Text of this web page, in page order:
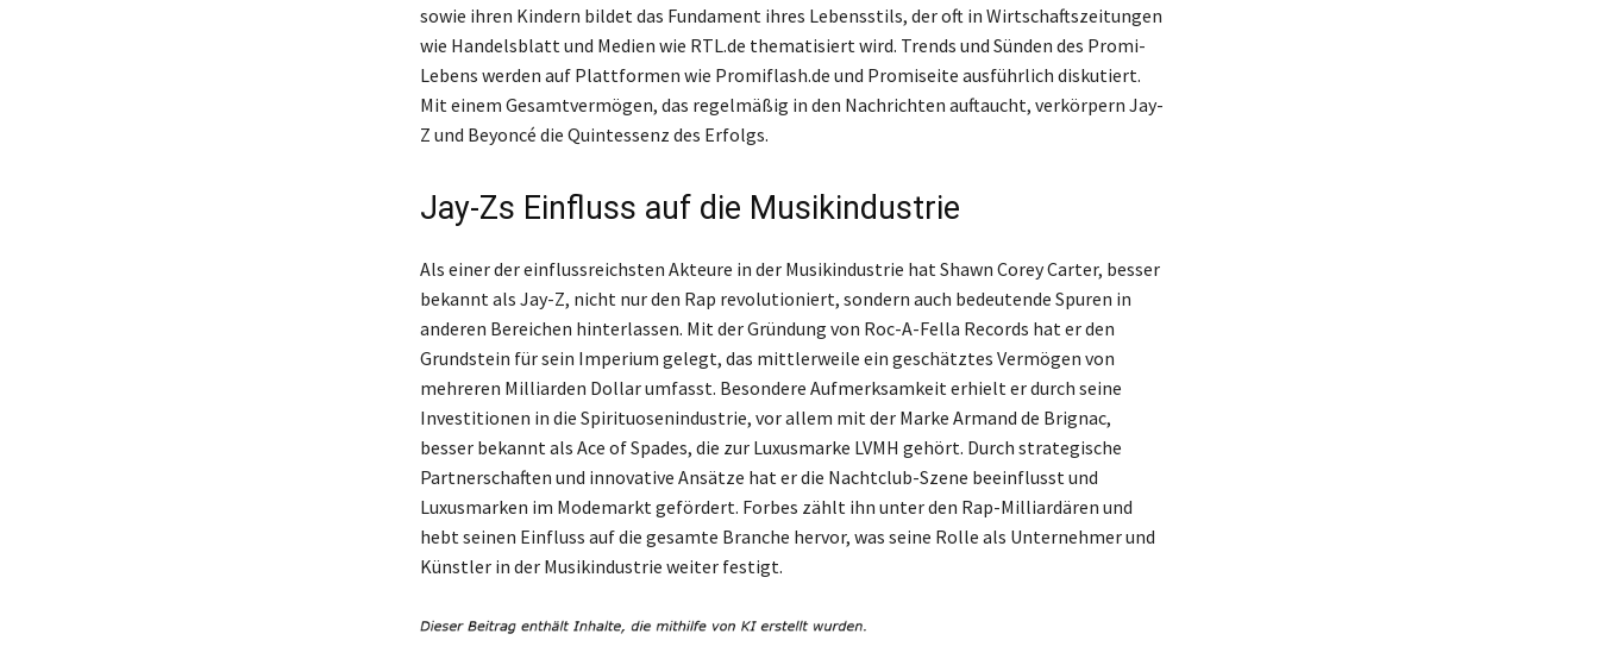
sowie ihren Kindern bildet das Fundament ihres Lebensstils, der oft in Wirtschaftszeitungen
wie Handelsblatt und Medien wie RTL.de thematisiert wird. Trends und Sünden des Promi-
Lebens werden auf Plattformen wie Promiflash.de und Promiseite ausführlich diskutiert.
Mit einem Gesamtvermögen, das regelmäßig in den Nachrichten auftaucht, verkörpern Jay-
Z und Beyoncé die Quintessenz des Erfolgs.
Jay-Zs Einfluss auf die Musikindustrie
Als einer der einflussreichsten Akteure in der Musikindustrie hat Shawn Corey Carter, besser
bekannt als Jay-Z, nicht nur den Rap revolutioniert, sondern auch bedeutende Spuren in
anderen Bereichen hinterlassen. Mit der Gründung von Roc-A-Fella Records hat er den
Grundstein für sein Imperium gelegt, das mittlerweile ein geschätztes Vermögen von
mehreren Milliarden Dollar umfasst. Besondere Aufmerksamkeit erhielt er durch seine
Investitionen in die Spirituosenindustrie, vor allem mit der Marke Armand de Brignac,
besser bekannt als Ace of Spades, die zur Luxusmarke LVMH gehört. Durch strategische
Partnerschaften und innovative Ansätze hat er die Nachtclub-Szene beeinflusst und
Luxusmarken im Modemarkt gefördert. Forbes zählt ihn unter den Rap-Milliardären und
hebt seinen Einfluss auf die gesamte Branche hervor, was seine Rolle als Unternehmer und
Künstler in der Musikindustrie weiter festigt.